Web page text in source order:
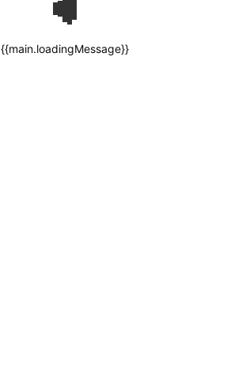
{{main.loadingMessage}}